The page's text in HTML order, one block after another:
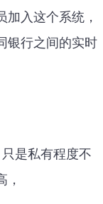
入这个系统，
银行之间的实时
是私有程度不